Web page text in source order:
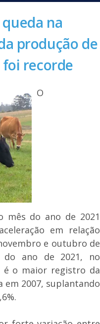
na
produção de
recorde
O
mês do ano de 2021
em relação
e outubro de
do ano de 2021, no
é o maior registro da
em 2007, suplantando